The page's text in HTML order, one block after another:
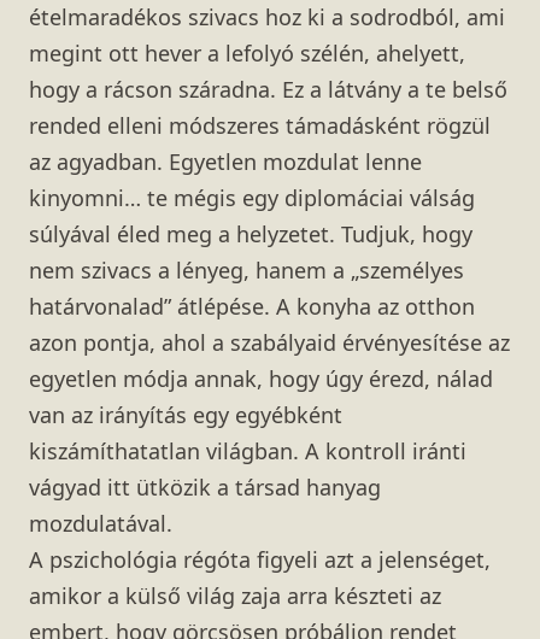
ételmaradékos szivacs hoz ki a sodrodból, ami
megint ott hever a lefolyó szélén, ahelyett,
hogy a rácson száradna. Ez a látvány a te belső
rended elleni módszeres támadásként rögzül
az agyadban. Egyetlen mozdulat lenne
kinyomni… te mégis egy diplomáciai válság
súlyával éled meg a helyzetet. Tudjuk, hogy
nem szivacs a lényeg, hanem a „személyes
határvonalad” átlépése. A konyha az otthon
azon pontja, ahol a szabályaid érvényesítése az
egyetlen módja annak, hogy úgy érezd, nálad
van az irányítás egy egyébként
kiszámíthatatlan világban. A kontroll iránti
vágyad itt ütközik a társad hanyag
mozdulatával.
A pszichológia régóta figyeli azt a jelenséget,
amikor a külső világ zaja arra készteti az
embert, hogy görcsösen próbáljon rendet